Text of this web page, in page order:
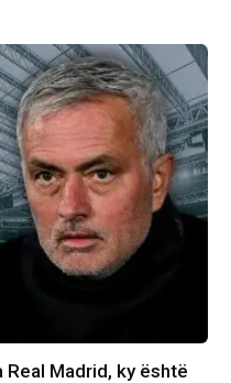
Madrid, ky është